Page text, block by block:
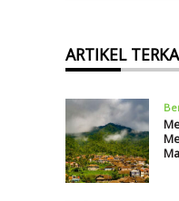
ARTIKEL